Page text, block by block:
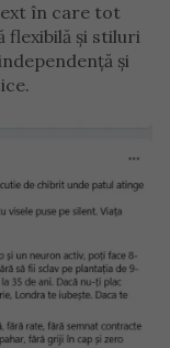
în care tot
flexibilă și stiluri
și